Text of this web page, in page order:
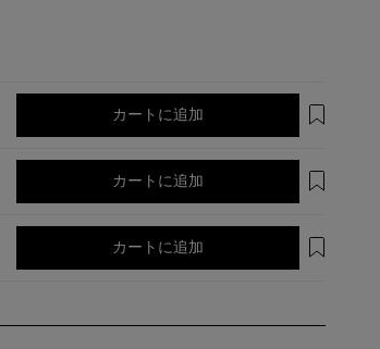
カートに追加
カートに追加
カートに追加